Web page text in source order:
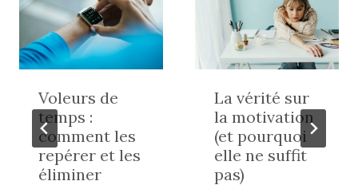
Voleurs de
temps :
comment les
repérer et les
éliminer
La vérité sur
la motivation
(et pourquoi
elle ne suffit
pas)